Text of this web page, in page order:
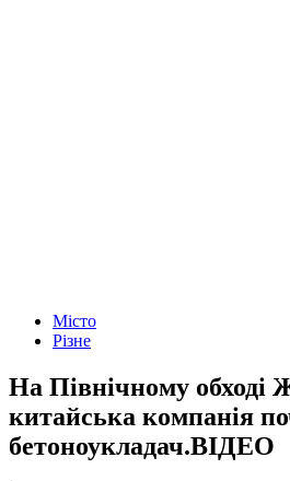
Місто
Різне
На Північному обході
китайська компанія
бетоноукладач.ВІДЕО